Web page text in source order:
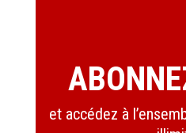
et accédez à